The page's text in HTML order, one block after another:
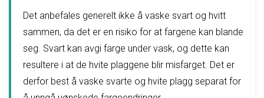
Det anbefales generelt ikke å vaske svart og hvitt
sammen, da det er en risiko for at fargene kan blande
seg. Svart kan avgi farge under vask, og dette kan
resultere i at de hvite plaggene blir misfarget. Det er
derfor best å vaske svarte og hvite plagg separat for